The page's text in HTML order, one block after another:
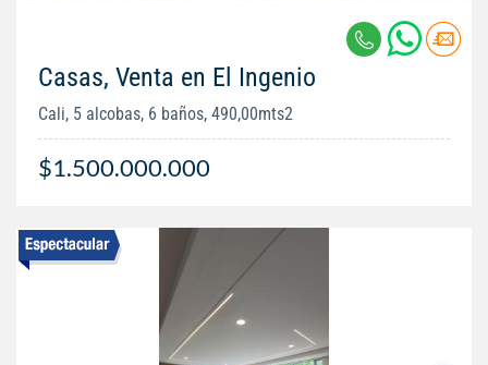
Casas, Venta en El Ingenio
Cali, 5 alcobas, 6 baños, 490,00mts2
$1.500.000.000